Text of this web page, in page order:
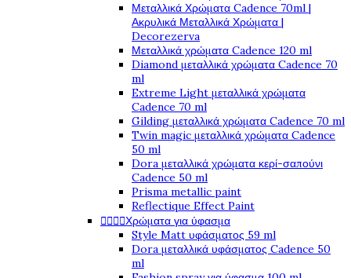
Μεταλλικά Χρώματα Cadence 70ml |
Ακρυλικά Μεταλλικά Χρώματα |
Decorezerva
Μεταλλικά χρώματα Cadence 120 ml
Diamond μεταλλικά χρώματα Cadence 70
ml
Extreme Light μεταλλικά χρώματα
Cadence 70 ml
Gilding μεταλλικά χρώματα Cadence 70 ml
Twin magic μεταλλικά χρώματα Cadence
50 ml
Dora μεταλλικά χρώματα κερί-σαπούνι
Cadence 50 ml
Prisma metallic paint
Reflectique Effect Paint
Χρώματα για ύφασμα
Style Matt υφάσματος 59 ml
Dora μεταλλικά υφάσματος Cadence 50
ml